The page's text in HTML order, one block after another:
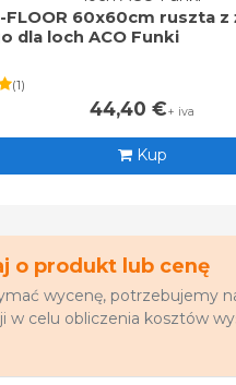
FLOOR 60x60cm ruszta z
dla loch ACO Funki
(1)
44,40 €+ iva
Kup
o produkt lub cenę
wycenę, potrzebujemy
w celu obliczenia kosztów